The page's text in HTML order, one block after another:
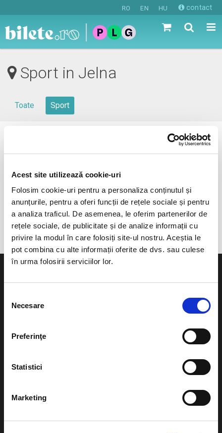
Acest site utilizează cookie-uri
Folosim cookie-uri pentru a personaliza conținutul și
anunțurile, pentru a oferi funcții de rețele sociale și pentru
a analiza traficul. De asemenea, le oferim partenerilor de
rețele sociale, de publicitate și de analize informații cu
privire la modul în care folosiți site-ul nostru. Aceștia le
pot combina cu alte informații oferite de dvs. sau culese
în urma folosirii serviciilor lor.
consimțământului
Necesare
Preferinţe
Statistici
Marketing
RO EN HU contact
Sport in Jelna
Toate Sport
0 evenimente in viitorul apropiat
anunta-ma pe email cand apare urmatorul eveniment la
Jelna
Evenimente
Teatru
festivaluri
Diverse